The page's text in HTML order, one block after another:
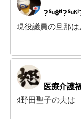
現役議員の旦那は
医療介護
♯野田聖子の夫は